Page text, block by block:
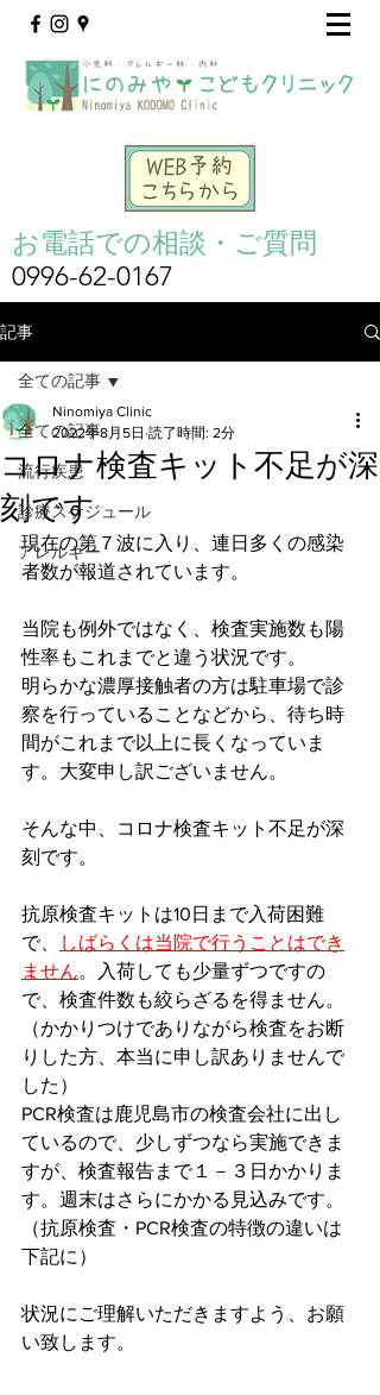
お電話での相談・ご質問
0996-62-0167
記事
全ての記事
流行疾患
診療スケジュール
アレルギー
全ての記事
コロナ検査キット不足が深
刻です
Ninomiya Clinic
2022年8月5日 読了時間: 2分
現在の第７波に入り、連日多くの感染
者数が報道されています。
当院も例外ではなく、検査実施数も陽
性率もこれまでと違う状況です。
明らかな濃厚接触者の方は駐車場で診
察を行っていることなどから、待ち時
間がこれまで以上に長くなっていま
す。大変申し訳ございません。
そんな中、コロナ検査キット不足が深
刻です。
抗原検査キットは10日まで入荷困難
で、
しばらくは当院で行うことはでき
ません。入荷しても少量ずつですの
で、検査件数も絞らざるを得ません。
（かかりつけでありながら検査をお断
りした方、本当に申し訳ありませんで
した）
PCR検査は鹿児島市の検査会社に出し
ているので、少しずつなら実施できま
すが、検査報告まで１－３日かかりま
す。週末はさらにかかる見込みです。
（抗原検査・PCR検査の特徴の違いは
下記に）
状況にご理解いただきますよう、お願
い致します。